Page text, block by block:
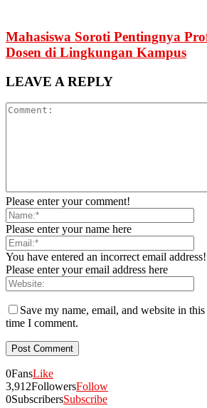
Mahasiswa Soroti Pentingnya
Dosen di Lingkungan Kampus
LEAVE A REPLY
Please enter your comment!
Please enter your name here
You have entered an incorrect email address!
Please enter your email address here
Save my name, email, and website in
time I comment.
0FansLike
3,912FollowersFollow
0SubscribersSubscribe